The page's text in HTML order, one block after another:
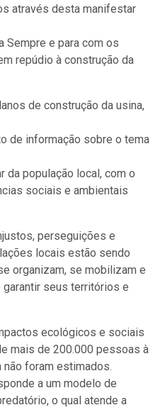
através desta manifestar
Sempre e para com os
repúdio à construção da
de construção da usina,
de informação sobre o tema
da população local, com o
sociais e ambientais
perseguições e
locais estão sendo
organizam, se mobilizam e
garantir seus territórios e
ecológicos e sociais
mais de 200.000 pessoas à
não foram estimados.
a um modelo de
o qual atende a